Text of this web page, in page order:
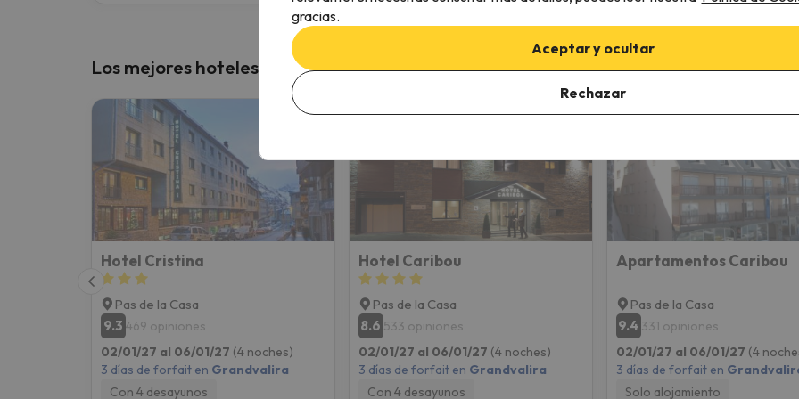
Los mejores hoteles con descuento en Grandvalira
Hotel Cristina
Pas de la Casa
9.3 469 opiniones
02/01/27 al 06/01/27 (4 noches)
3 días de forfait en Grandvalira
Con 4 desayunos
Hotel Caribou
Pas de la Casa
8.6 533 opiniones
02/01/27 al 06/01/27 (4 noches)
3 días de forfait en Grandvalira
Con 4 desayunos
Apartamentos Caribou
Pas de la Casa
9.4 331 opiniones
02/01/27 al 06/01/27 (4
3 días de forfait en
Solo alojamiento
gracias.
Aceptar y ocultar
Rechazar